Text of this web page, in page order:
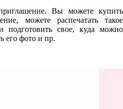
Вы можете купить
можете распечатать такое
свое, куда можно
его фото и пр.